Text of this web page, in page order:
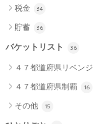
税金 34
貯蓄 36
バケットリスト 36
４７都道府県リベンジ
４７都道府県制覇 16
その他 15